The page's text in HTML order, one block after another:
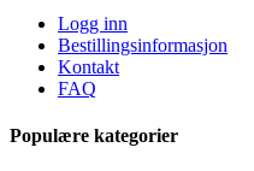
Logg inn
Bestillingsinformasjon
Kontakt
FAQ
Populære kategorier